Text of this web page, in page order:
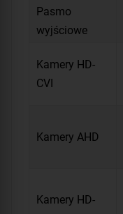
Pasmo
wyjściowe
Kamery HD-
CVI
Kamery AHD
Kamery HD-